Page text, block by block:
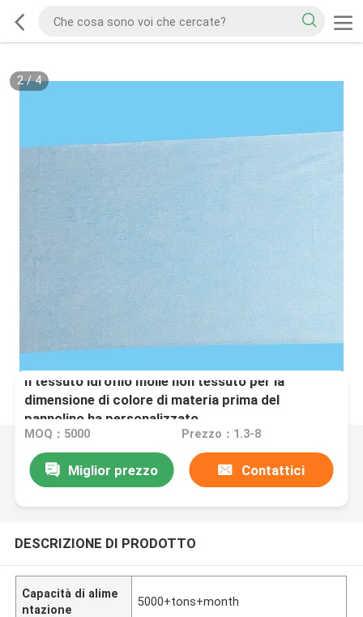
2/4
Il tessuto idrofilo molle non tessuto per la
dimensione di colore di materia prima del
pannolino ha personalizzato
MOQ：5000 Prezzo：1.3-8
Miglior prezzo Contattici
DESCRIZIONE DI PRODOTTO
Capacità di alime
ntazione
5000+tons+month